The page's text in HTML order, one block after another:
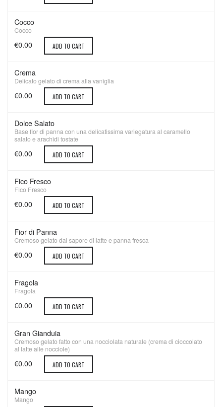
Cocco
Cocco
€0.00 ADD TO CART
Crema
Delicato gelato di crema alla vaniglia
€0.00 ADD TO CART
Dolce Salato
Base fior di panna con una delicatissima variegatura al caramello
salato e arachidi tostate
€0.00 ADD TO CART
Fico Fresco
Fico Fresco
€0.00 ADD TO CART
Fior di Panna
Cremoso gelato dal sapore di latte e panna fresca
€0.00 ADD TO CART
Fragola
Fragola
€0.00 ADD TO CART
Gran Gianduia
Cremoso gelato fatto con una nocciolata naturale (crema di cioccolato
al latte alle nocciole)
€0.00 ADD TO CART
Mango
Mango